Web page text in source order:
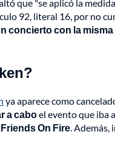
que "se aplicó la
92, literal 16, por no
concierto con la
ya aparece como
a caboel evento que iba
On Fire. Además,